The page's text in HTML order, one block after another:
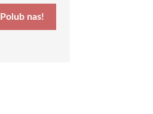
Polub nas!